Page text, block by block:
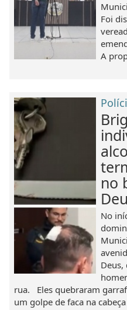
Foi
A
no
No
rua. Eles quebraram
um golpe de faca na